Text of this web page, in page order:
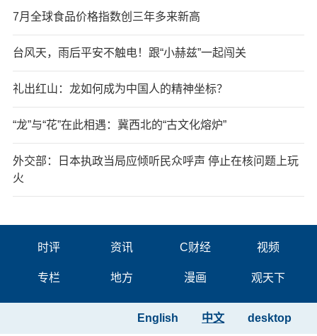
7月全球食品价格指数创三年多来新高
台风天，雨后平安不触电！跟“小赫兹”一起闯关
礼出红山：龙如何成为中国人的精神坐标？
“龙”与“花”在此相遇：冀西北的“古文化熔炉”
外交部：日本执政当局应倾听民众呼声 停止在核问题上玩
火
时评 资讯 C财经 视频
专栏 地方 漫画 观天下
desktop
中文
English